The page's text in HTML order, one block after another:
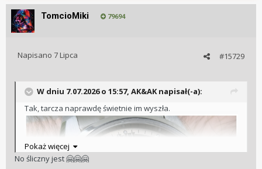
TomcioMiki 79694
#15729
Napisano 7 Lipca
W dniu 7.07.2026 o 15:57, AK&AKnapisał(-a):
Tak, tarcza naprawdę świetnie im wyszła.
Pokaż więcej
No śliczny jest 🤗🤗🤗